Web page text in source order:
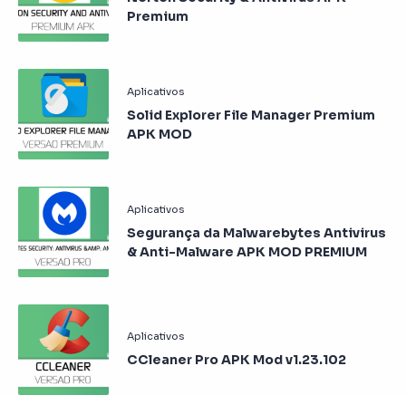
Premium
Solid Explorer File Manager Premium
APK MOD
Segurança da Malwarebytes Antivirus
& Anti-Malware APK MOD PREMIUM
CCleaner Pro APK Mod v1.23.102